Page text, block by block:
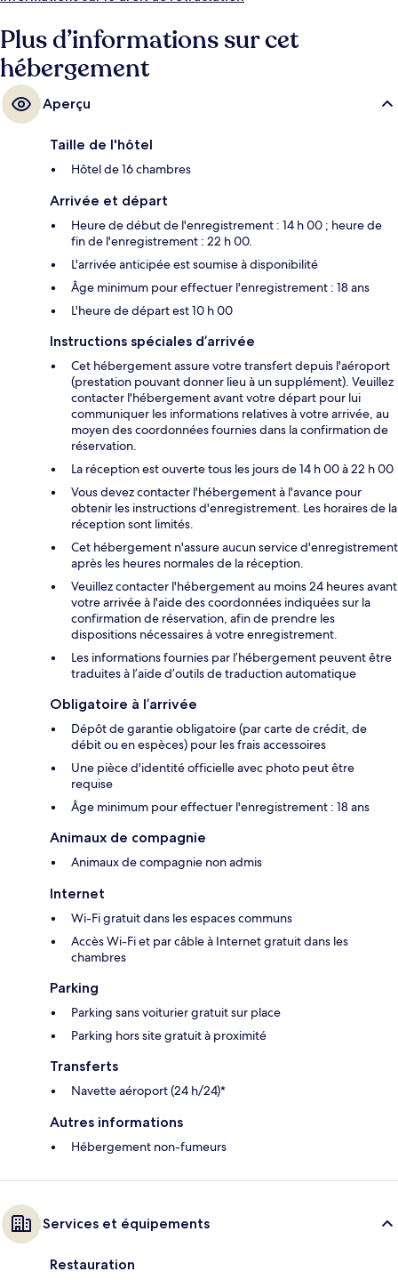
Plus d’informations sur cet
hébergement
Aperçu
Taille de l'hôtel
Hôtel de 16 chambres
Arrivée et départ
Heure de début de l'enregistrement : 14 h 00 ; heure de
fin de l'enregistrement : 22 h 00.
L'arrivée anticipée est soumise à disponibilité
Âge minimum pour effectuer l'enregistrement : 18 ans
L'heure de départ est 10 h 00
Instructions spéciales d’arrivée
Cet hébergement assure votre transfert depuis l'aéroport
(prestation pouvant donner lieu à un supplément). Veuillez
contacter l'hébergement avant votre départ pour lui
communiquer les informations relatives à votre arrivée, au
moyen des coordonnées fournies dans la confirmation de
réservation.
La réception est ouverte tous les jours de 14 h 00 à 22 h 00
Vous devez contacter l'hébergement à l'avance pour
obtenir les instructions d'enregistrement. Les horaires de la
réception sont limités.
Cet hébergement n'assure aucun service d'enregistrement
après les heures normales de la réception.
Veuillez contacter l'hébergement au moins 24 heures avant
votre arrivée à l'aide des coordonnées indiquées sur la
confirmation de réservation, afin de prendre les
dispositions nécessaires à votre enregistrement.
Les informations fournies par l’hébergement peuvent être
traduites à l’aide d’outils de traduction automatique
Obligatoire à l’arrivée
Dépôt de garantie obligatoire (par carte de crédit, de
débit ou en espèces) pour les frais accessoires
Une pièce d'identité officielle avec photo peut être
requise
Âge minimum pour effectuer l'enregistrement : 18 ans
Animaux de compagnie
Animaux de compagnie non admis
Internet
Wi-Fi gratuit dans les espaces communs
Accès Wi-Fi et par câble à Internet gratuit dans les
chambres
Parking
Parking sans voiturier gratuit sur place
Parking hors site gratuit à proximité
Transferts
Navette aéroport (24 h/24)*
Autres informations
Hébergement non-fumeurs
Services et équipements
Restauration